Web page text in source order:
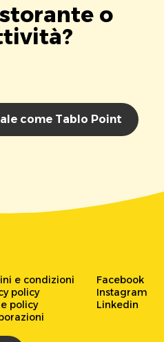
o
come Tablo Point
e condizioni
policy
policy
Facebook
Instagram
Linkedin